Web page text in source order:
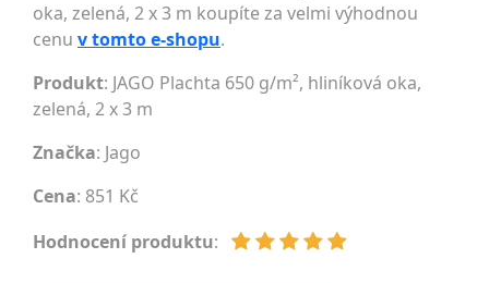
oka, zelená, 2 x 3 m koupíte za velmi výhodnou
cenu v tomto e-shopu.
Produkt: JAGO Plachta 650 g/m², hliníková oka,
zelená, 2 x 3 m
Značka: Jago
Cena: 851 Kč
Hodnocení produktu: